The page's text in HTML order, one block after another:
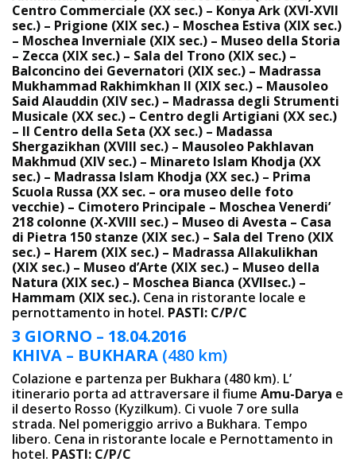
Centro Commerciale (XX sec.) – Konya Ark (XVI-XVII
sec.) – Prigione (XIX sec.) – Moschea Estiva (XIX sec.)
– Moschea Inverniale (XIX sec.) – Museo della Storia
– Zecca (XIX sec.) – Sala del Trono (XIX sec.) –
Balconcino dei Gevernatori (XIX sec.) – Madrassa
Mukhammad Rakhimkhan II (XIX sec.) – Mausoleo
Said Alauddin (XIV sec.) – Madrassa degli Strumenti
Musicale (XX sec.) – Centro degli Artigiani (XX sec.)
– Il Centro della Seta (XX sec.) – Madassa
Shergazikhan (XVIII sec.) – Mausoleo Pakhlavan
Makhmud (XIV sec.) – Minareto Islam Khodja (XX
sec.) – Madrassa Islam Khodja (XX sec.) – Prima
Scuola Russa (XX sec. – ora museo delle foto
vecchie) – Cimotero Principale – Moschea Venerdi’
218 colonne (X-XVIII sec.) – Museo di Avesta – Casa
di Pietra 150 stanze (XIX sec.) – Sala del Treno (XIX
sec.) – Harem (XIX sec.) – Madrassa Allakulikhan
(XIX sec.) – Museo d’Arte (XIX sec.) – Museo della
Natura (XIX sec.) – Moschea Bianca (XVIIsec.) –
Hammam (XIX sec.). Cena in ristorante locale e
pernottamento in hotel. PASTI: C/P/C
3 GIORNO – 18.04.2016
KHIVA – BUKHARA (480 km)
Colazione e partenza per Bukhara (480 km). L’
itinerario porta ad attraversare il fiume Amu-Darya e
il deserto Rosso (Kyzilkum). Ci vuole 7 ore sulla
strada. Nel pomeriggio arrivo a Bukhara. Tempo
libero. Cena in ristorante locale e Pernottamento in
hotel. PASTI: C/P/C